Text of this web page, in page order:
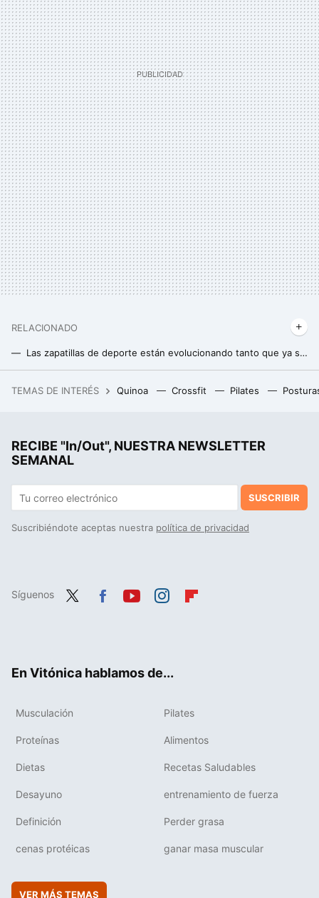
RELACIONADO
Las zapatillas de deporte están evolucionando tanto que ya se acercan al dopaje según el último estudio científico
TEMAS DE INTERÉS Quinoa Crossfit Pilates
RECIBE "In/Out", NUESTRA NEWSLETTER
SEMANAL
SUSCRIBIR
Suscribiéndote aceptas nuestra política de privacidad
Síguenos
En Vitónica hablamos de...
Musculación Pilates
Proteínas Alimentos
Dietas Recetas Saludables
Desayuno entrenamiento de fuerza
Definición Perder grasa
cenas protéicas ganar masa muscular
VER MÁS TEMAS